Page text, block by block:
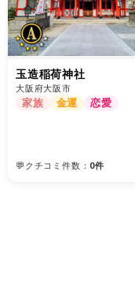
玉造稲荷神社
大阪府大阪市
家族 金運 恋愛
💬クチコミ件数： 0件